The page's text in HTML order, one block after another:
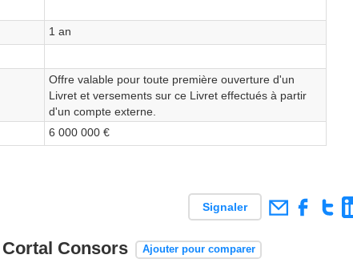
1 an
Offre valable pour toute première ouverture d'un
Livret et versements sur ce Livret effectués à partir
d'un compte externe.
6 000 000 €
Signaler
Consors Ajouter pour comparer